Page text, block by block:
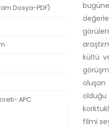
Dosya-PDF)
APC
kültü
oluşan
filmi